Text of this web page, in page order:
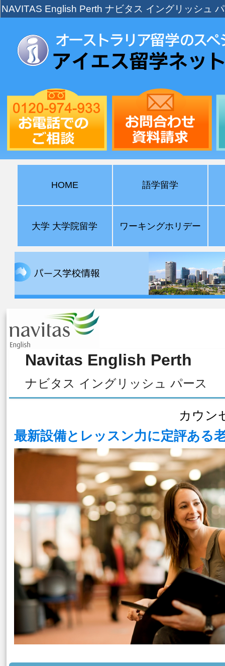
NAVITAS English Perth ナビタス イングリッシュ
HOME 語学留学
大学 大学院留学 ワーキングホリデー
Navitas English Perth
ナビタス イングリッシュ パース
カウン
最新設備とレッスン力に定評ある